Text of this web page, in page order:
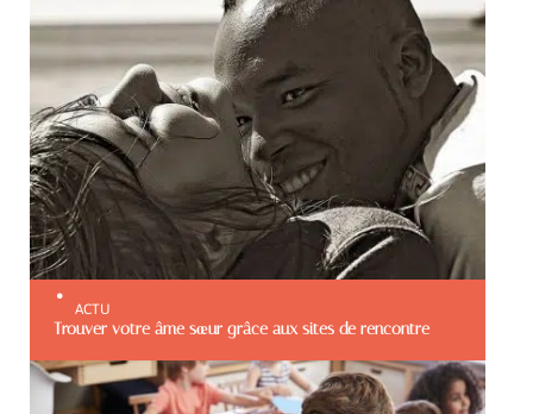
ACTU
Trouver votre âme sœur grâce aux sites de rencontre